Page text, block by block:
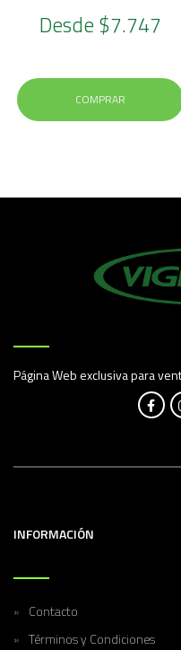
Desde$7.747
COMPRAR
Página Web exclusiva para
INFORMACIÓN
Contacto
Términos y Condiciones